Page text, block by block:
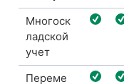
Многоск
ладской
учет
Переме